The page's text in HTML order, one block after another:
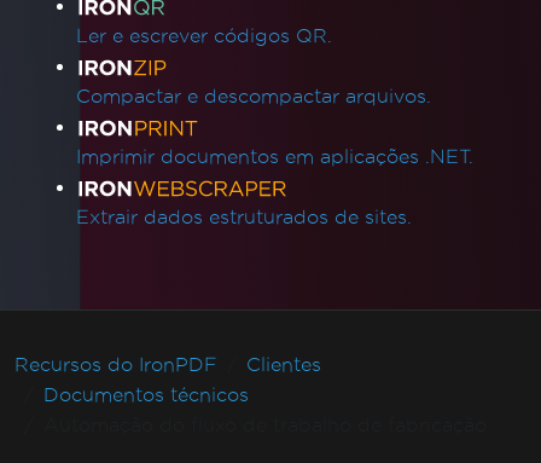
Ler e escrever códigos QR.
Compactar e descompactar arquivos.
Imprimir documentos em aplicações .NET.
Extrair dados estruturados de sites.
Recursos do IronPDF
Clientes
Documentos técnicos